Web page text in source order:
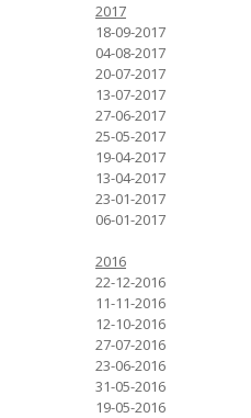
2017
18-09-2017
04-08-2017
20-07-2017
13-07-2017
27-06-2017
25-05-2017
19-04-2017
13-04-2017
23-01-2017
06-01-2017
2016
22-12-2016
11-11-2016
12-10-2016
27-07-2016
23-06-2016
31-05-2016
19-05-2016